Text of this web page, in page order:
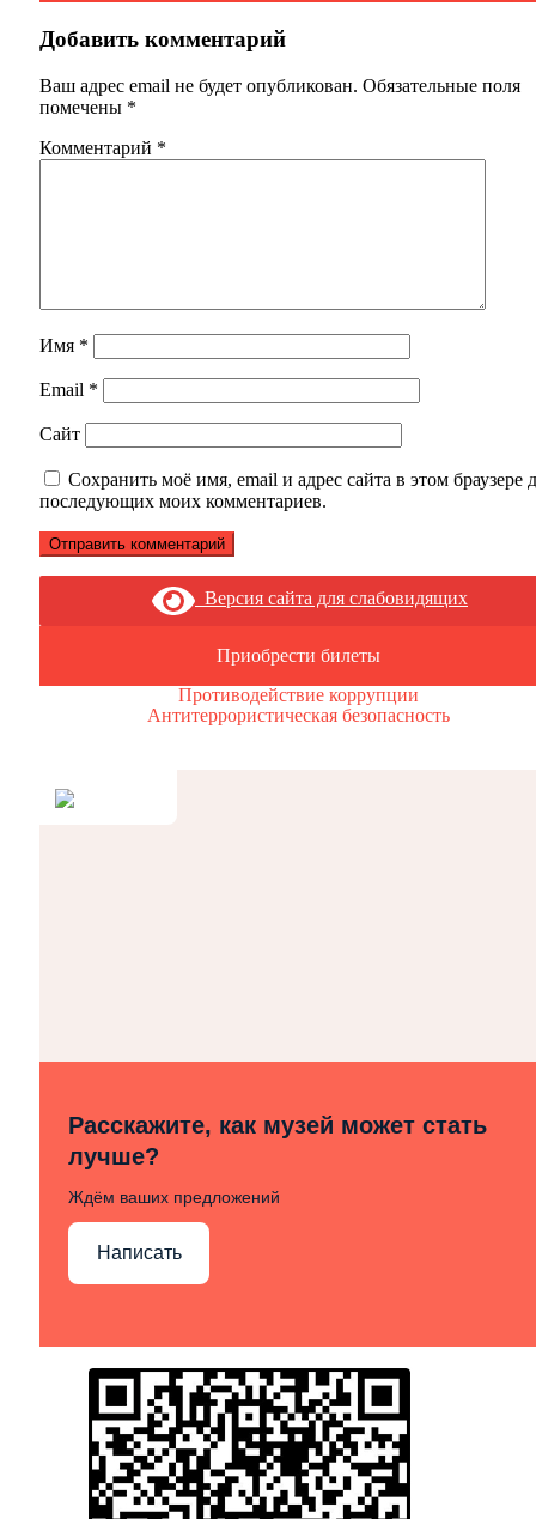
Добавить комментарий
Ваш адрес email не будет опубликован. Обязательные поля
помечены *
Комментарий *
Имя *
Email *
Сайт
Сохранить моё имя, email и адрес сайта в этом браузере
последующих моих комментариев.
Версия сайта для слабовидящих
Приобрести билеты
Противодействие коррупции
Антитеррористическая безопасность
Расскажите, как музей может стать
лучше?
Ждём ваших предложений
Написать